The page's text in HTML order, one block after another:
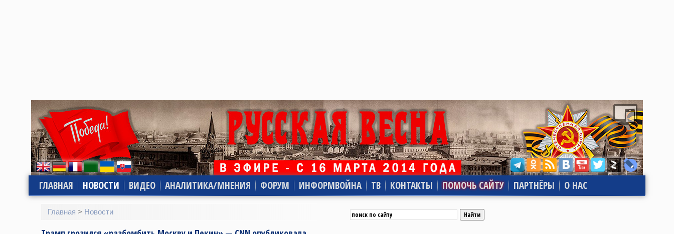
ГЛАВНАЯ НОВОСТИ ВИДЕО АНАЛИТИКА/МНЕНИЯ ФОРУМ ИНФОРМВОЙНА ТВ КОНТАКТЫ ПОМОЧЬ САЙТУ ПАРТНЁРЫ О НАС
Главная > Новости